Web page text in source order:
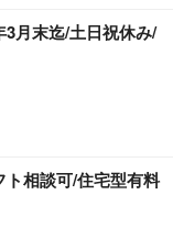
月末迄/土日祝休み/
ト相談可/住宅型有料